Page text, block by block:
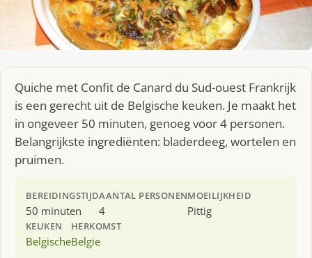
Quiche met Confit de Canard du Sud-ouest Frankrijk
is een gerecht uit de Belgische keuken. Je maakt het
in ongeveer 50 minuten, genoeg voor 4 personen.
Belangrijkste ingrediënten: bladerdeeg, wortelen en
pruimen.
BEREIDINGSTIJD
50 minuten
AANTAL PERSONEN
4
MOEILIJKHEID
Pittig
KEUKEN
Belgische
HERKOMST
Belgie